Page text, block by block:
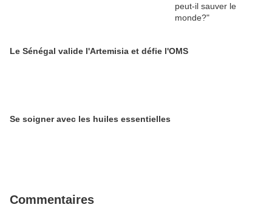
Le Sénégal valide l'Artemisia et défie l'OMS
Se soigner avec les huiles essentielles
Commentaires